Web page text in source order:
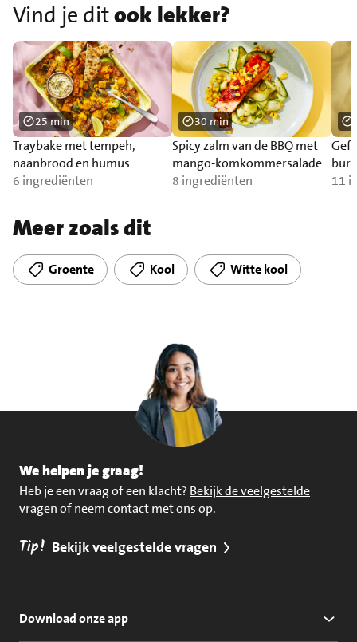
Vind je ditook lekker?
Traybake met tempeh,
naanbrood en humus
6 ingrediënten
25 min
Spicy zalm van de BBQ met
mango-komkommersalade
8 ingrediënten
30 min
11
Meer zoals dit
Groente Kool Witte kool
We helpen je graag!
Heb je een vraag of een klacht? Bekijk de veelgestelde
vragen of neem contact met ons op.
Tip! Bekijk veelgestelde vragen
Download onze app